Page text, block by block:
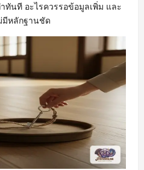
ทันที อะไรควรรอข้อมูลเพิ่ม และ
มีหลักฐานชัด